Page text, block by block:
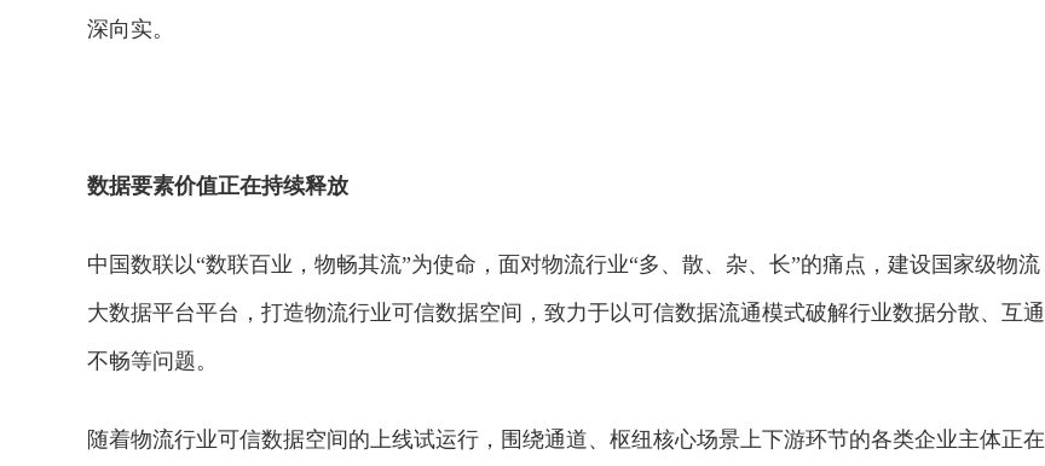
深向实。
数据要素价值正在持续释放
中国数联以“数联百业，物畅其流”为使命，面对物流行业“多、散、杂、长”的痛点，建设国家级物流
大数据平台平台，打造物流行业可信数据空间，致力于以可信数据流通模式破解行业数据分散、互通
不畅等问题。
随着物流行业可信数据空间的上线试运行，围绕通道、枢纽核心场景上下游环节的各类企业主体正在
2026年中国航海日论坛